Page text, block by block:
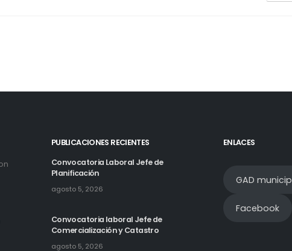
PUBLICACIONES RECIENTES
Convocatoria Laboral Jefe de
Planificación
agosto 5, 2026
Convocatoria laboral Jefe de
Comercialización y Catastro
agosto 5, 2026
ENLACES
GAD
Facebook